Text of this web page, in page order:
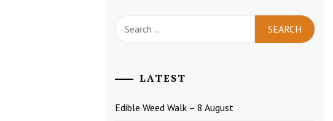
for:
LATEST
Edible Weed Walk – 8 August